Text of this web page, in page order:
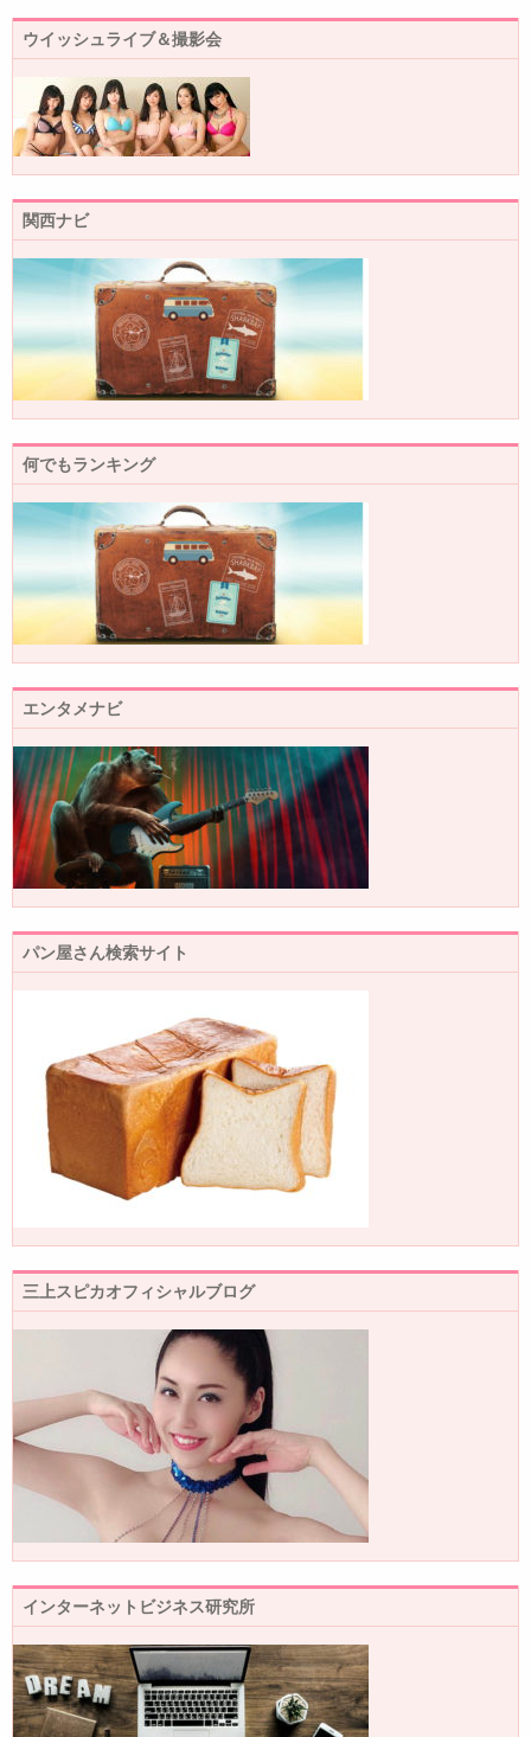
ウイッシュライブ＆撮影会
関西ナビ
何でもランキング
エンタメナビ
パン屋さん検索サイト
三上スピカオフィシャルブログ
インターネットビジネス研究所